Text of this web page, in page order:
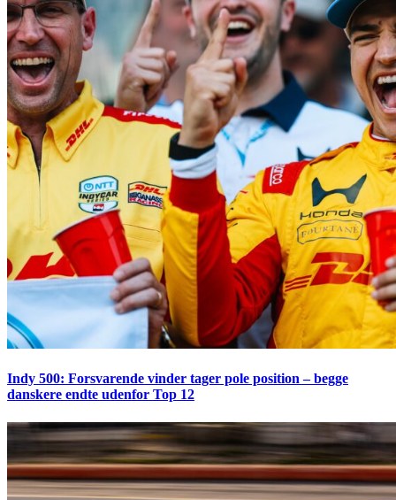
Indy 500: Forsvarende vinder tager pole position – begge
danskere endte udenfor Top 12